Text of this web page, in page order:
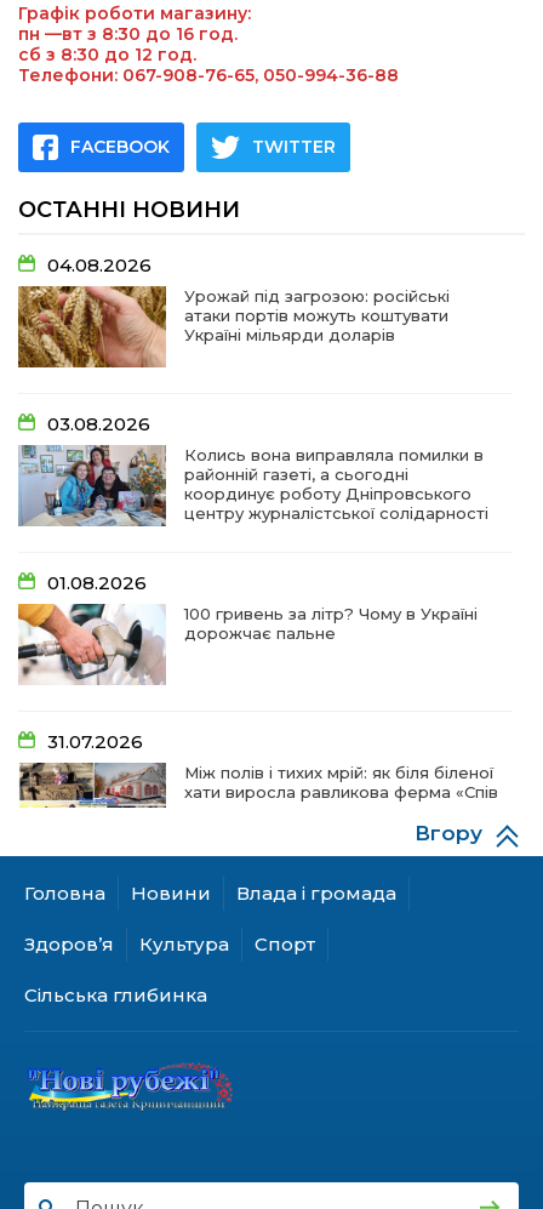
Графік роботи магазину:
пн —вт з 8:30 до 16 год.
сб з 8:30 до 12 год.
Телефони: 067-908-76-65, 050-994-36-88
FACEBOOK TWITTER
ОСТАННІ НОВИНИ
04.08.2026
Урожай під загрозою: російські
атаки портів можуть коштувати
Україні мільярди доларів
03.08.2026
Колись вона виправляла помилки в
районній газеті, а сьогодні
координує роботу Дніпровського
центру журналістської солідарності
01.08.2026
100 гривень за літр? Чому в Україні
дорожчає пальне
31.07.2026
Між полів і тихих мрій: як біля біленої
хати виросла равликова ферма «Спів
28.07.2026
ветерани разом створюють
Куди звернутися мешканцям
Криничанської громади за
Головна Новини Влада і громада
Здоров’я Культура Спорт
Сільська глибинка
Вгору